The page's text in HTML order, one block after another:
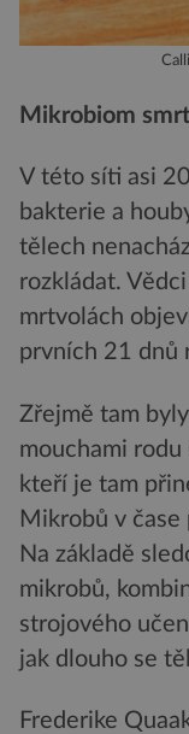
Mikrobiom
V této síti asi
bakterie a
tělech
rozkládat.
mrtvolách
prvních 21 dnů
Zřejmě tam
mouchami
kteří je tam
Mikrobů v čase
Na základě
mikrobů,
strojového
jak dlouho se
Frederike